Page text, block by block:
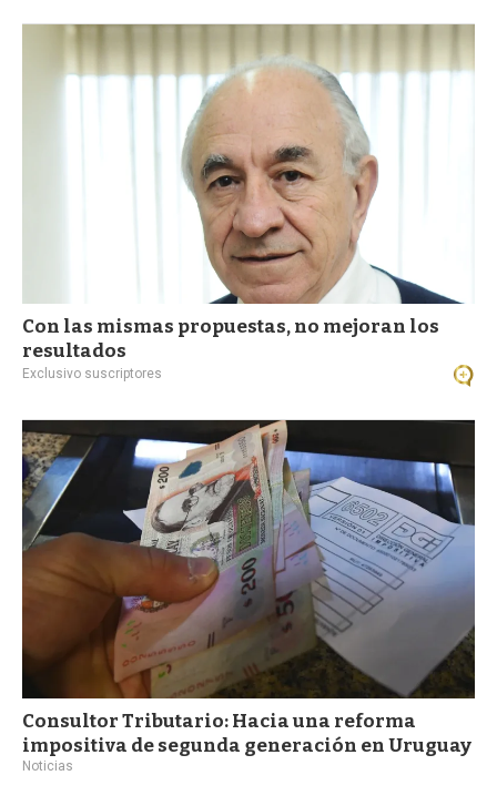
Con las mismas propuestas, no mejoran los
resultados
Exclusivo suscriptores
Consultor Tributario: Hacia una reforma
impositiva de segunda generación en Uruguay
Noticias